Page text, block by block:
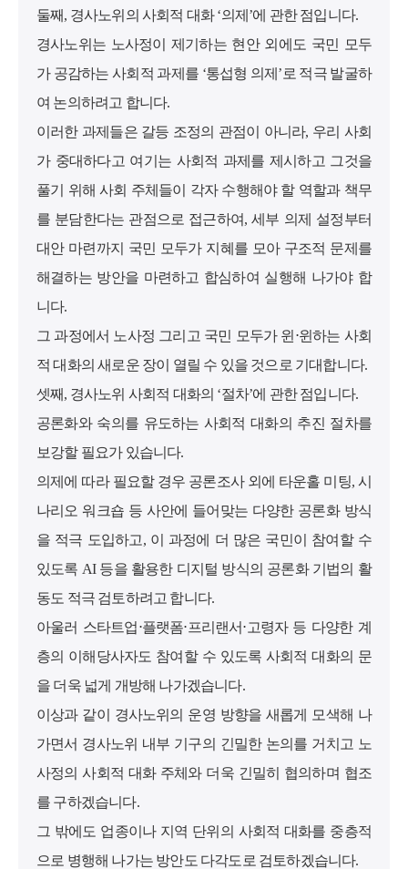
둘째, 경사노위의 사회적 대화 ‘의제’에 관한 점입니다.
경사노위는 노사정이 제기하는 현안 외에도 국민 모두
가 공감하는 사회적 과제를 ‘통섭형 의제’로 적극 발굴하
여 논의하려고 합니다.
이러한 과제들은 갈등 조정의 관점이 아니라, 우리 사회
가 중대하다고 여기는 사회적 과제를 제시하고 그것을
풀기 위해 사회 주체들이 각자 수행해야 할 역할과 책무
를 분담한다는 관점으로 접근하여, 세부 의제 설정부터
대안 마련까지 국민 모두가 지혜를 모아 구조적 문제를
해결하는 방안을 마련하고 합심하여 실행해 나가야 합
니다.
그 과정에서 노사정 그리고 국민 모두가 윈⋅윈하는 사회
적 대화의 새로운 장이 열릴 수 있을 것으로 기대합니다.
셋째, 경사노위 사회적 대화의 ‘절차’에 관한 점입니다.
공론화와 숙의를 유도하는 사회적 대화의 추진 절차를
보강할 필요가 있습니다.
의제에 따라 필요할 경우 공론조사 외에 타운홀 미팅, 시
나리오 워크숍 등 사안에 들어맞는 다양한 공론화 방식
을 적극 도입하고, 이 과정에 더 많은 국민이 참여할 수
있도록 AI 등을 활용한 디지털 방식의 공론화 기법의 활
동도 적극 검토하려고 합니다.
아울러 스타트업⋅플랫폼⋅프리랜서⋅고령자 등 다양한 계
층의 이해당사자도 참여할 수 있도록 사회적 대화의 문
을 더욱 넓게 개방해 나가겠습니다.
이상과 같이 경사노위의 운영 방향을 새롭게 모색해 나
가면서 경사노위 내부 기구의 긴밀한 논의를 거치고 노
사정의 사회적 대화 주체와 더욱 긴밀히 협의하며 협조
를 구하겠습니다.
그 밖에도 업종이나 지역 단위의 사회적 대화를 중층적
으로 병행해 나가는 방안도 다각도로 검토하겠습니다.